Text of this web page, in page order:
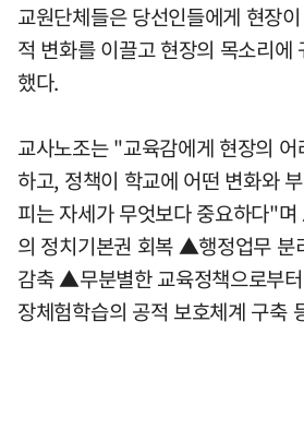
교원단체들은 당선인들에게 현장
적 변화를 이끌고 현장의 목소리에
했다.
교사노조는 "교육감에게 현장의
하고, 정책이 학교에 어떤 변화와
피는 자세가 무엇보다 중요하다"
의 정치기본권 회복 ▲행정업무
감축 ▲무분별한 교육정책으로부
장체험학습의 공적 보호체계 구축